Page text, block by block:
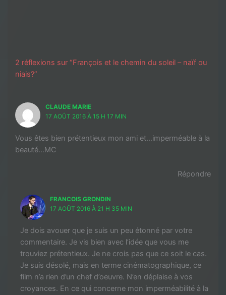
2 réflexions sur “François et le chemin du soleil – naïf ou
niais?”
CLAUDE MARIE
17 AOÛT 2016 À 15 H 17 MIN
Vous êtes bien prétentieux mon ami et…imperméable à la
beauté…MC
Répondre
FRANCOIS GRONDIN
17 AOÛT 2016 À 21 H 35 MIN
Je dois avouer que je suis un peu étonné par votre
commentaire. Je vis bien avec l’idée que vous me
trouviez prétentieux. Je ne crois pas que ce soit le cas.
Je suis désolé, mais en terme cinématographique, ce
film n’a rien d’un chef d’oeuvre. N’en déplaise à vos
croyances. En ce qui concerne mon imperméabilité à la